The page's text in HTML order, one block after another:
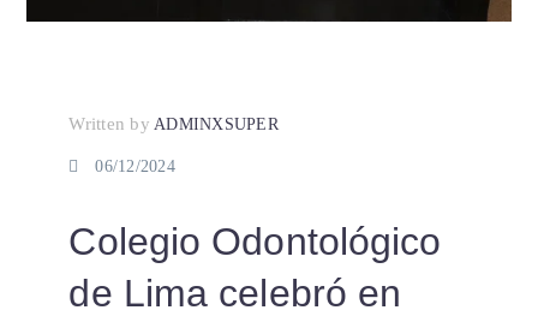
Written by ADMINXSUPER
06/12/2024
Colegio Odontológico
de Lima celebró en